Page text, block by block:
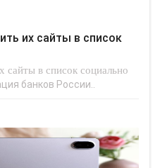
сайты в список социально
банков России..